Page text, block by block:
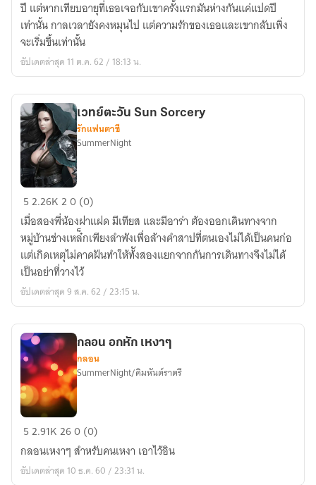
กาล
[re-
up}
ปี แต่หากเทียบอายุที่เธอเจอกับเขาครั้งแรกมันห่างกันแค่แปดปี
เท่านั้น กาลเวลายังคงหมุนไป แต่ความรักของเธอและเขากลับเพิ่ง
จะเริ่มขึ้นเท่านั้น
อัปเดตล่าสุด 11 ต.ค. 62 / 18:13 น.
เวทย์
ตะวัน
Sun
Sorcery
เวทย์ตะวัน Sun Sorcery
รักแฟนตาซี
SummerNight
52.26K20 (0)
เมื่อสองพี่น้องฝาแฝด มีเทียส และมีอาร่า ต้องออกเดินทางจาก
หมู่บ้านช่างเหล๋็กเพียงลำพังเพื่อล้างคำสาปที่ตนเองไม่ได้เป็นคนก่อ
แต่เกิดเหตุไม่คาดฝันทำให้ท้ังสองแยกจากกันการเดินทางจึงไม่ได้
เป็นอย่าที่วางไว้
อัปเดตล่าสุด 9 ส.ค. 62 / 23:15 น.
กลอน
เห
งาๆ
กลอน อกหัก เหงาๆ
กลอน
SummerNight/คิมหันต์ราตรี
52.91K260 (0)
กลอนเหงาๆ สำหรับคนเหงา เอาไว้อิน
อัปเดตล่าสุด 10 ธ.ค. 60 / 23:31 น.